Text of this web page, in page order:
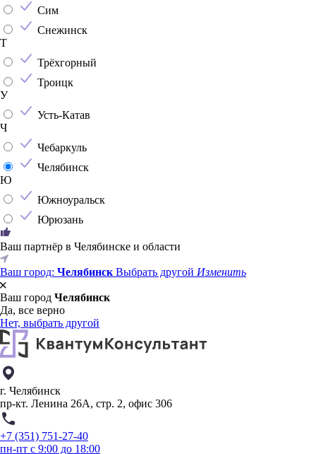
Сим
Снежинск
Т
Трёхгорный
Троицк
У
Усть-Катав
Ч
Чебаркуль
Челябинск
Ю
Южноуральск
Юрюзань
Ваш партнёр в Челябинске и области
Ваш город: Челябинск Выбрать другой Изменить
Ваш город Челябинск
Да, все верно
Нет, выбрать другой
г. Челябинск
пр-кт. Ленина 26А, стр. 2, офис 306
+7 (351) 751-27-40
пн-пт с 9:00 до 18:00